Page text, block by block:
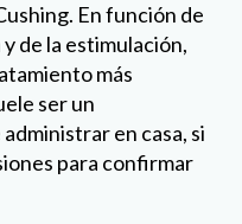
En función de
de la estimulación,
más
ser un
en casa, si
para confirmar